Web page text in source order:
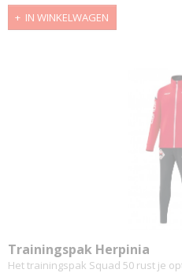
IN WINKELWAGEN
Trainingspak Herpinia
Het trainingspak Squad 50 rust je